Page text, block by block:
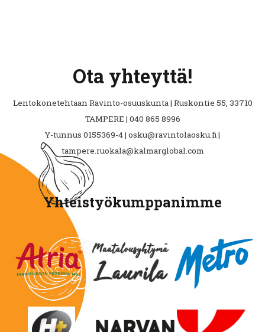
Ota yhteyttä!
Lentokonetehtaan Ravinto-osuuskunta | Ruskontie 55, 33710
TAMPERE | 040 865 8996
Y-tunnus 0155369-4 | osku@ravintolaosku.fi |
tampere.ruokala@kalmarglobal.com
Yhteistyökumppanimme